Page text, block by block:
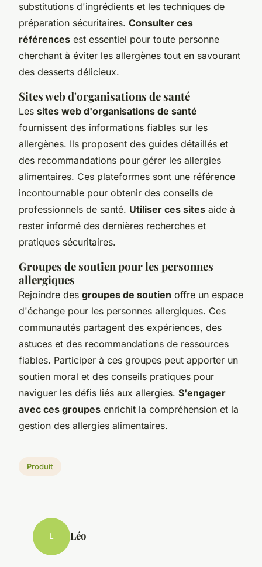
substitutions d'ingrédients et les techniques de
préparation sécuritaires. Consulter ces
références est essentiel pour toute personne
cherchant à éviter les allergènes tout en savourant
des desserts délicieux.
Sites web d'organisations de santé
Les sites web d'organisations de santé
fournissent des informations fiables sur les
allergènes. Ils proposent des guides détaillés et
des recommandations pour gérer les allergies
alimentaires. Ces plateformes sont une référence
incontournable pour obtenir des conseils de
professionnels de santé. Utiliser ces sites aide à
rester informé des dernières recherches et
pratiques sécuritaires.
Groupes de soutien pour les personnes
allergiques
Rejoindre des groupes de soutien offre un espace
d'échange pour les personnes allergiques. Ces
communautés partagent des expériences, des
astuces et des recommandations de ressources
fiables. Participer à ces groupes peut apporter un
soutien moral et des conseils pratiques pour
naviguer les défis liés aux allergies. S'engager
avec ces groupes enrichit la compréhension et la
gestion des allergies alimentaires.
Produit
L Léo